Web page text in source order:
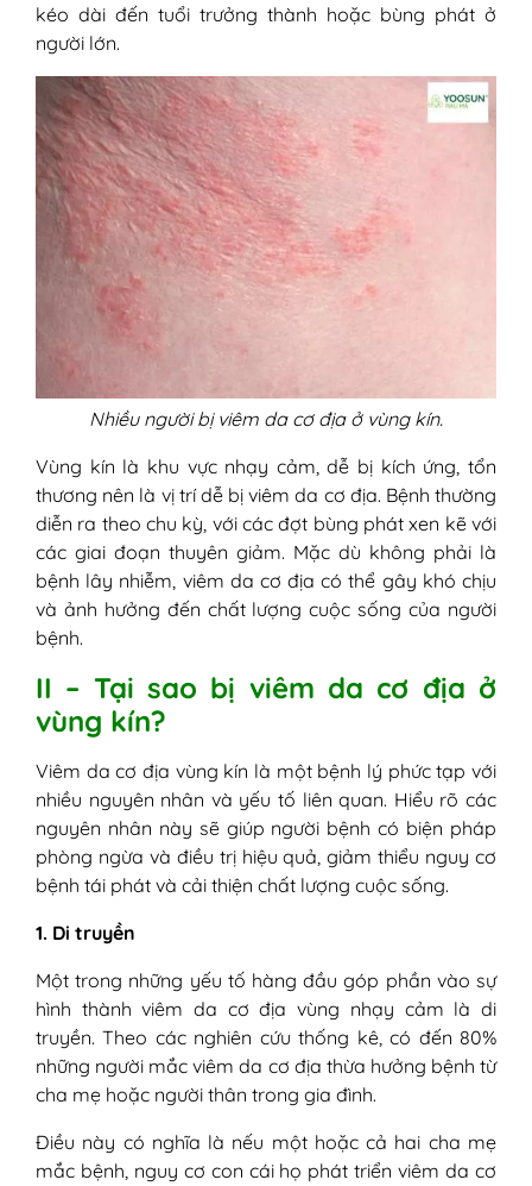
kéo dài đến tuổi trưởng thành hoặc bùng phát ở
người lớn.
Nhiều người bị viêm da cơ địa ở vùng kín.
Vùng kín là khu vực nhạy cảm, dễ bị kích ứng, tổn
thương nên là vị trí dễ bị viêm da cơ địa. Bệnh thường
diễn ra theo chu kỳ, với các đợt bùng phát xen kẽ với
các giai đoạn thuyên giảm. Mặc dù không phải là
bệnh lây nhiễm, viêm da cơ địa có thể gây khó chịu
và ảnh hưởng đến chất lượng cuộc sống của người
bệnh.
II – Tại sao bị viêm da cơ địa ở
vùng kín?
Viêm da cơ địa vùng kín là một bệnh lý phức tạp với
nhiều nguyên nhân và yếu tố liên quan. Hiểu rõ các
nguyên nhân này sẽ giúp người bệnh có biện pháp
phòng ngừa và điều trị hiệu quả, giảm thiểu nguy cơ
bệnh tái phát và cải thiện chất lượng cuộc sống.
1. Di truyền
Một trong những yếu tố hàng đầu góp phần vào sự
hình thành viêm da cơ địa vùng nhạy cảm là di
truyền. Theo các nghiên cứu thống kê, có đến 80%
những người mắc viêm da cơ địa thừa hưởng bệnh từ
cha mẹ hoặc người thân trong gia đình.
Điều này có nghĩa là nếu một hoặc cả hai cha mẹ
mắc bệnh, nguy cơ con cái họ phát triển viêm da cơ